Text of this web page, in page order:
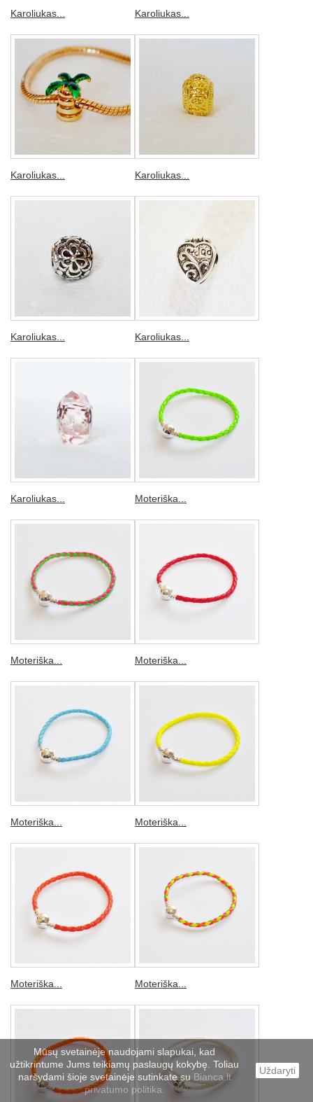
Karoliukas... Karoliukas...
Karoliukas... Karoliukas...
Karoliukas... Karoliukas...
Karoliukas... Moteriška...
Moteriška... Moteriška...
Moteriška... Moteriška...
Moteriška... Moteriška...
Mūsų svetainėje naudojami slapukai, kad
užtikrintume Jums teikiamų paslaugų kokybę. Toliau
naršydami šioje svetainėje sutinkate su Bianca.lt
privatumo politika.
Uždaryti